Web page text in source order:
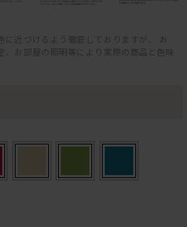
に近づけるよう徹底しておりますが、 お
、お部屋の照明等により実際の商品と色味